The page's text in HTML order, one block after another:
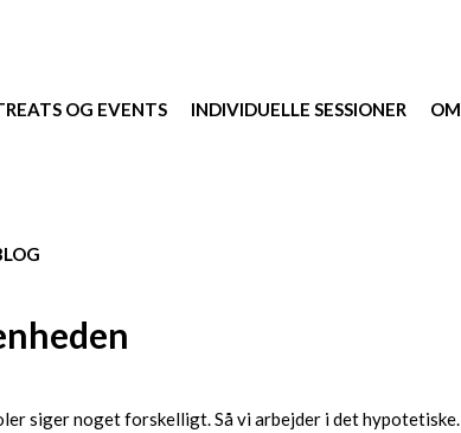
OG EVENTS INDIVIDUELLE SESSIONER OM
siger noget forskelligt. Så vi arbejder i det hypotetiske.